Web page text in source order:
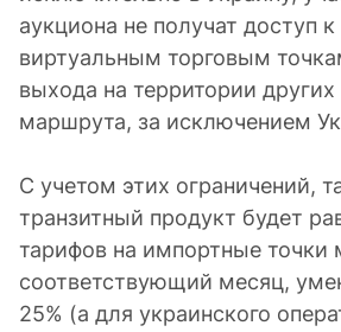
аукциона не получат доступ
виртуальным торговым
выхода на территории других
маршрута, за исключением
С учетом этих ограничений,
транзитный продукт будет
тарифов на импортные точки
соответствующий месяц,
25% (а для украинского